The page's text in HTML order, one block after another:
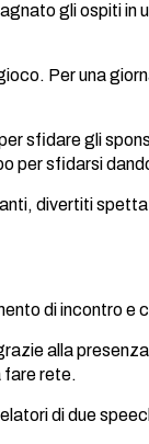
gli ospiti
Per una
sfidare gli
sfidarsi
divertiti
di incontro
alla
fare rete.
di due